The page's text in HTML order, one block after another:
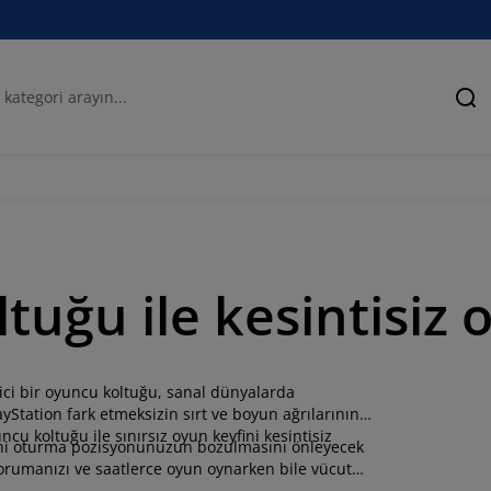
ile kesintisiz
bir oyuncu koltuğu, sanal dünyalarda
fark etmeksizin sırt ve boyun ağrılarının
koltuğu ile sınırsız oyun keyfini kesintisiz
oturma pozisyonunuzun bozulmasını önleyecek
ve saatlerce oyun oynarken bile vücut